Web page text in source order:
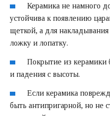
Керамика не намного
устойчива к появлению
щеткой, а для
ложку и лопатку.
Покрытие из керамики
и падения с высоты.
Если керамика
быть антипригарной, но не